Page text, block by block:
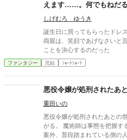
えます……。何でもねだ
りをつける。
しげむろ ゆうき
誕生日に買ってもらったドレ
両親は、笑顔であげなさいと言ってくる もう限
ことを決心するのだった
ファンタジー 完結 ｼｮｰﾄｼｮｰﾄ
悪役令嬢が処刑されたあ
重田いの
悪役令嬢が処刑されたあとの
がる。 魔術師は事態を把握するため使用人に聞き取りを始める。
案外、普段踏まれている側の